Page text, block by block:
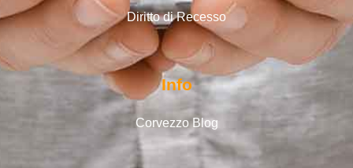
Diritto di Recesso
Info
Corvezzo Blog